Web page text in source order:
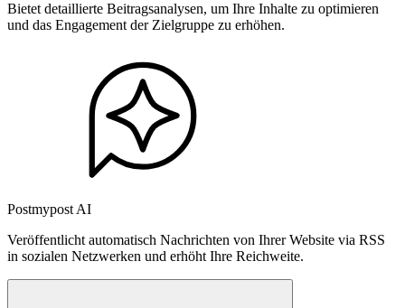
Bietet detaillierte Beitragsanalysen, um Ihre Inhalte zu optimieren
und das Engagement der Zielgruppe zu erhöhen.
Postmypost AI
Veröffentlicht automatisch Nachrichten von Ihrer Website via RSS
in sozialen Netzwerken und erhöht Ihre Reichweite.